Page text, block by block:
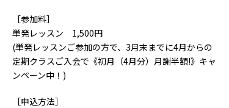
［参加料］
単発レッスン 1,500円
(単発レッスンご参加の方で、3月末までに4月からの
定期クラスご入会で《初月（4月分）月謝半額!》キャ
ンペーン中！)
［申込方法］